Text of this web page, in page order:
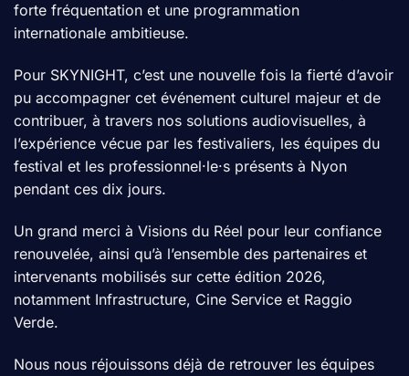
forte fréquentation et une programmation
internationale ambitieuse.
Pour SKYNIGHT, c’est une nouvelle fois la fierté d’avoir
pu accompagner cet événement culturel majeur et de
contribuer, à travers nos solutions audiovisuelles, à
l’expérience vécue par les festivaliers, les équipes du
festival et les professionnel·le·s présents à Nyon
pendant ces dix jours.
Un grand merci à Visions du Réel pour leur confiance
renouvelée, ainsi qu’à l’ensemble des partenaires et
intervenants mobilisés sur cette édition 2026,
notamment Infrastructure, Cine Service et Raggio
Verde.
Nous nous réjouissons déjà de retrouver les équipes